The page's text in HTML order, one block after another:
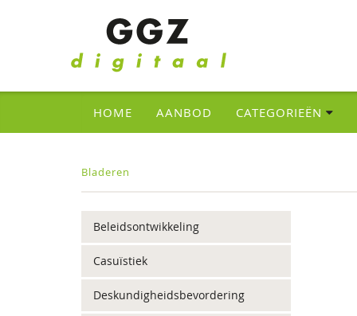
HOME AANBOD CATEGORIEËN
Bladeren
Beleidsontwikkeling
Casuïstiek
Deskundigheidsbevordering